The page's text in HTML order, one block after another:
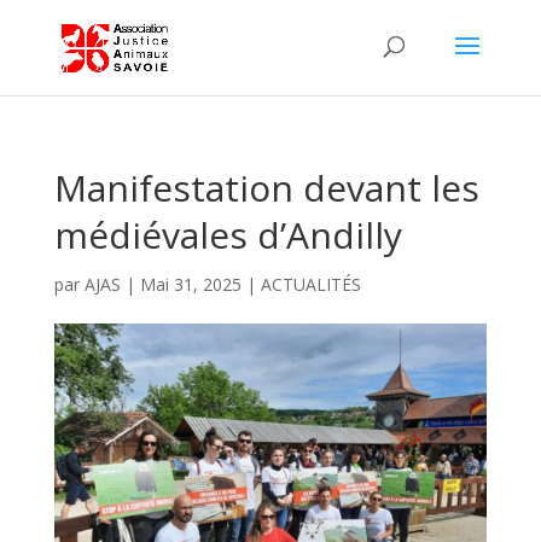
Manifestation devant les
médiévales d’Andilly
par AJAS | Mai 31, 2025 | ACTUALITÉS